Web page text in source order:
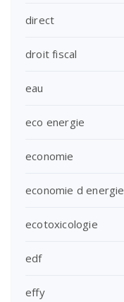
direct
droit fiscal
eau
eco energie
economie
economie d energie
ecotoxicologie
edf
effy